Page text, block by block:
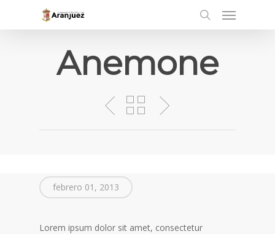
search
Menu
Anemone
febrero 01, 2013
Lorem ipsum dolor sit amet, consectetur